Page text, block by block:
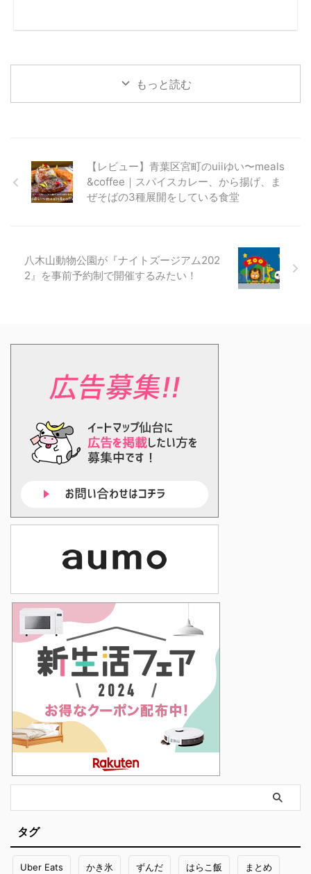
もっと読む
【レビュー】青葉区宮町のuiiゆい〜meals
&coffee｜スパイスカレー、から揚げ、ま
ぜそばの3種展開をしている食堂
八木山動物公園が『ナイトズージアム202
2』を事前予約制で開催するみたい！
タグ
Uber Eats かき氷 ずんだ はらこ飯 まとめ